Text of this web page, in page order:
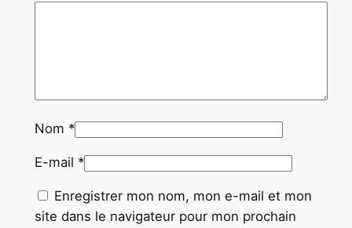
Nom *
E-mail *
Enregistrer mon nom, mon e-mail et mon
site dans le navigateur pour mon prochain